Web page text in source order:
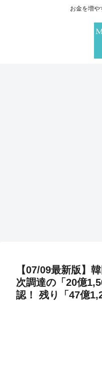
お金を増や
【07/09最新版】
次調達の「20億
認！ 残り「47億